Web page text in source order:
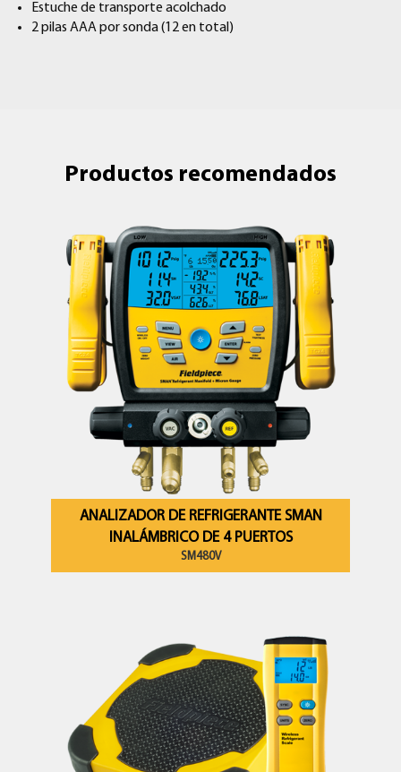
Estuche de transporte acolchado
2 pilas AAA por sonda (12 en total)
Productos recomendados
ANALIZADOR DE REFRIGERANTE SMAN
INALÁMBRICO DE 4 PUERTOS
SM480V